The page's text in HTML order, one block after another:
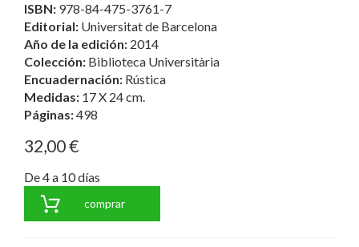
ISBN: 978-84-475-3761-7
Editorial: Universitat de Barcelona
Año de la edición: 2014
Colección: Biblioteca Universitària
Encuadernación: Rústica
Medidas: 17 X 24 cm.
Páginas:498
32,00 €
De 4 a 10 días
comprar